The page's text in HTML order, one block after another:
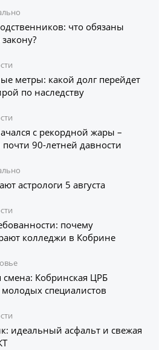
что обязаны
метры: какой долг перейдет
по наследству
с рекордной жары –
90-летней давности
астрологи 5 августа
почему
колледжи в Кобрине
Кобринская ЦРБ
специалистов
идеальный асфальт и свежая